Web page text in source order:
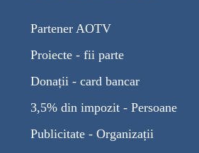
Partener AOTV
Proiecte - fii parte
Donații - card bancar
3,5% din impozit - Persoane
Publicitate - Organizații